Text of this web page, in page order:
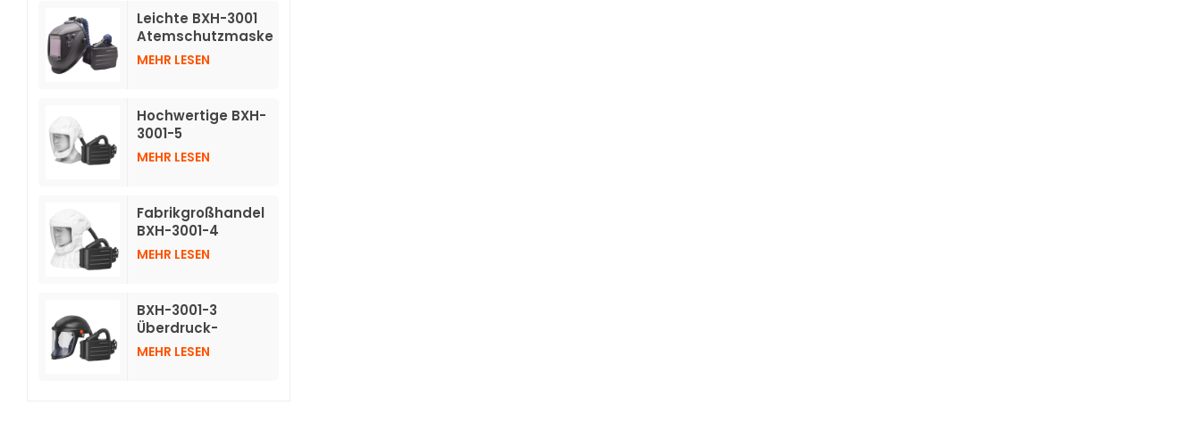
Atemschutzgeräte
mit Luftreinigung
Leichte BXH-3001
Atemschutzmaske
TH3 mit
Logo und
Schweißhelm
MEHR LESEN
Hochwertige BXH-
3001-5
Atemschutzmasken
MEHR LESEN
Fabrikgroßhandel
BXH-3001-4
Atemschutzmasken
Vlieshaube
MEHR LESEN
BXH-3001-3
Überdruck-
Luftreinigungs-
MEHR LESEN